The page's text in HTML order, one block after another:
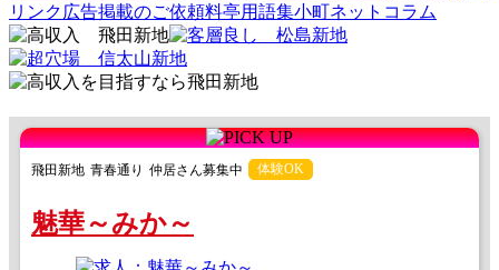
リンク 広告掲載のご依頼料亭用語集小町ネットコラム
飛田新地 青春通り 仲居さん募集中 体験OK
魅華～みか～